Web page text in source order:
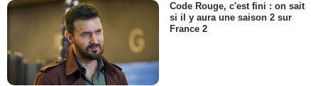
Code Rouge, c'est fini : on sait
si il y aura une saison 2 sur
France 2